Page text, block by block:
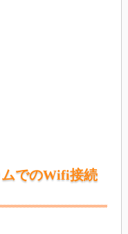
でのWifi接続